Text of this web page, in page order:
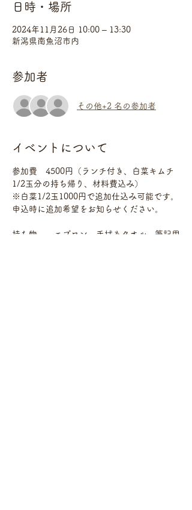
日時・場所
2024年11月26日 10:00 – 13:30
新潟県南魚沼市内
参加者
その他+2 名の参加者
イベントについて
参加費　4500円（ランチ付き、白菜キムチ
1/2玉分の持ち帰り、材料費込み）
※白菜1/2玉1000円で追加仕込み可能です。
申込時に追加希望をお知らせください。
持ち物　　エプロン、手拭きタオル、筆記用